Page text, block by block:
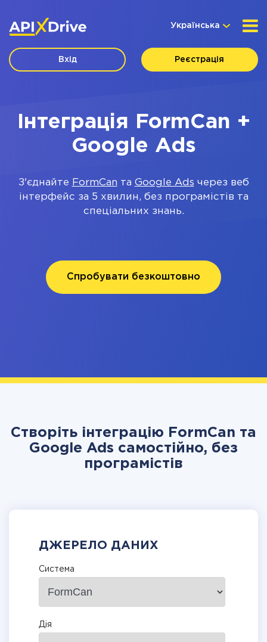
Українська
Вхід Реєстрація
Інтеграція FormCan +
Google Ads
З'єднайте FormCan та Google Ads через веб
інтерфейс за 5 хвилин, без програмістів та
спеціальних знань.
Спробувати безкоштовно
Створіть інтеграцію FormCan та
Google Ads самостійно, без
програмістів
ДЖЕРЕЛО ДАНИХ
Система
Дія